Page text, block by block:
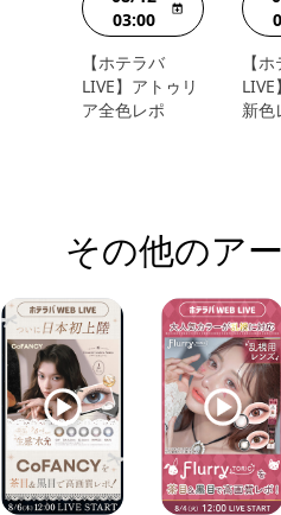
03:00
【ホテラバ
LIVE】アトゥリ
ア全色レポ
【
新色
その他のア